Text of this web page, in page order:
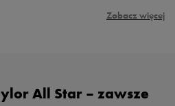
Zobacz więcej
All Star – zawsze